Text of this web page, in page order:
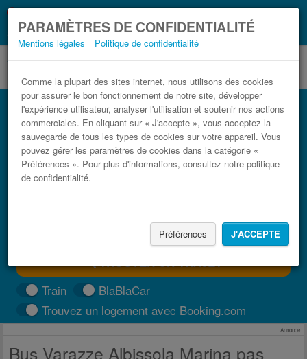
PARAMÈTRES DE CONFIDENTIALITÉ
Mentions légales Politique de confidentialité
Comme la plupart des sites internet, nous utilisons des cookies
pour assurer le bon fonctionnement de notre site, développer
l'expérience utilisateur, analyser l'utilisation et soutenir nos actions
commerciales. En cliquant sur « J'accepte », vous acceptez la
sauvegarde de tous les types de cookies sur votre appareil. Vous
pouvez gérer les paramètres de cookies dans la catégorie «
Préférences ». Pour plus d'informations, consultez notre politique
de confidentialité.
Préférences J'ACCEPTE
Coronavirus (COVID-19):Ce que vous devez
savoir, lorsque vous voyagez
Bus Albissola Marina Varazze pas cher
Trouvez votre billet de bus moins cher
TROUVER UN TRAJET
Train
BlaBlaCar
Trouvez un logement avec Booking.com
Annonce
Bus Varazze Albissola Marina pas